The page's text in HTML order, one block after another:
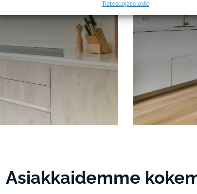
Tietosuojaseloste
Asiakkaidemme